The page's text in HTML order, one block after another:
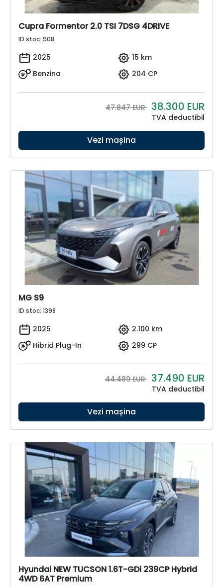
Cupra Formentor 2.0 TSI 7DSG 4DRIVE
ID stoc: 908
2025
15 km
Benzina
204 CP
47.847 EUR 38.300 EUR
TVA deductibil
Vezi mașina
MG S9
ID stoc: 1398
2025
2.100 km
Hibrid Plug-In
299 CP
44.489 EUR 37.490 EUR
TVA deductibil
Vezi mașina
Hyundai NEW TUCSON 1.6T-GDi 239CP Hybrid
4WD 6AT Premium